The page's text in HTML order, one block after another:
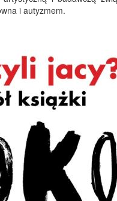
i autyzmem.